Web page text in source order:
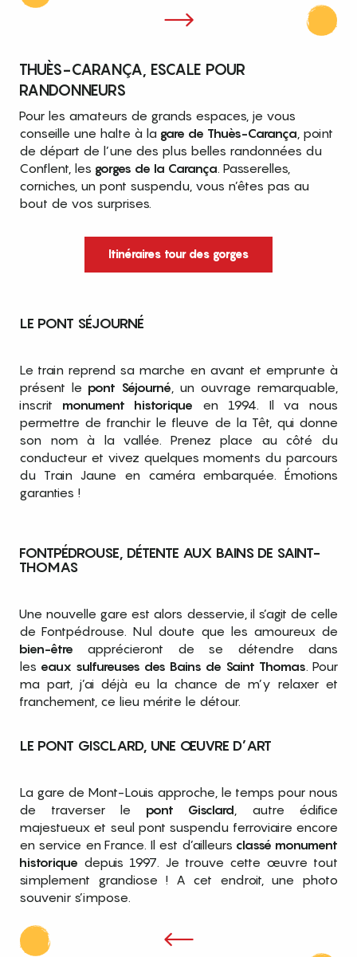
THUÈS-CARANÇA, ESCALE POUR
RANDONNEURS
Pour les amateurs de grands espaces, je vous
conseille une halte à la gare de Thuès-Carança , point
de départ de l’une des plus belles randonnées du
Conflent, les gorges de la Carança. Passerelles,
corniches, un pont suspendu, vous n’êtes pas au
bout de vos surprises.
Itinéraires tour des gorges
LE PONT SÉJOURNÉ
Le train reprend sa marche en avant et emprunte à
présent le pont Séjourné, un ouvrage remarquable,
inscrit monument historique en 1994. Il va nous
permettre de franchir le fleuve de la Têt, qui donne
son nom à la vallée. Prenez place au côté du
conducteur et vivez quelques moments du parcours
du Train Jaune en caméra embarquée. Émotions
garanties !
FONTPÉDROUSE, DÉTENTE AUX BAINS DE SAINT-
THOMAS
Une nouvelle gare est alors desservie, il s’agit de celle
de Fontpédrouse. Nul doute que les amoureux de
bien-être apprécieront de se détendre dans
les eaux sulfureuses des Bains de Saint Thomas. Pour
ma part, j’ai déjà eu la chance de m’y relaxer et
franchement, ce lieu mérite le détour.
LE PONT GISCLARD, UNE ŒUVRE D’ART
La gare de Mont-Louis approche, le temps pour nous
de traverser le pont Gisclard, autre édifice
majestueux et seul pont suspendu ferroviaire encore
en service en France. Il est d’ailleurs classé monument
historique depuis 1997. Je trouve cette œuvre tout
simplement grandiose ! A cet endroit, une photo
souvenir s’impose.